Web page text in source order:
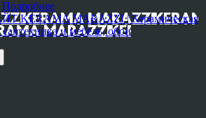
Подробнее
MARAZZI | Керамическая
и мебель, обои